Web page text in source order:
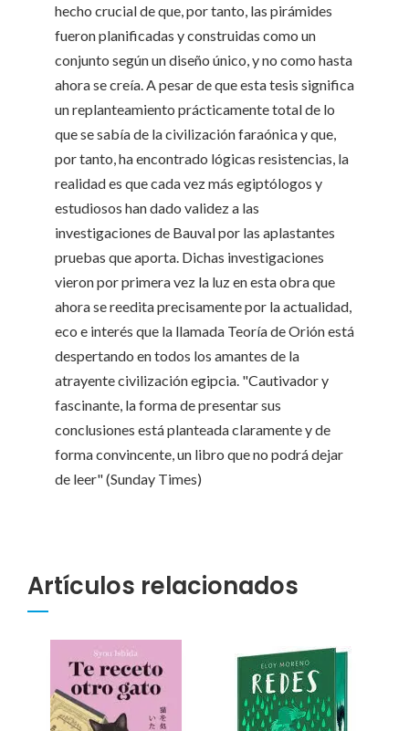
hecho crucial de que, por tanto, las pirámides
fueron planificadas y construidas como un
conjunto según un diseño único, y no como hasta
ahora se creía. A pesar de que esta tesis significa
un replanteamiento prácticamente total de lo
que se sabía de la civilización faraónica y que,
por tanto, ha encontrado lógicas resistencias, la
realidad es que cada vez más egiptólogos y
estudiosos han dado validez a las
investigaciones de Bauval por las aplastantes
pruebas que aporta. Dichas investigaciones
vieron por primera vez la luz en esta obra que
ahora se reedita precisamente por la actualidad,
eco e interés que la llamada Teoría de Orión está
despertando en todos los amantes de la
atrayente civilización egipcia. "Cautivador y
fascinante, la forma de presentar sus
conclusiones está planteada claramente y de
forma convincente, un libro que no podrá dejar
de leer" (Sunday Times)
Artículos relacionados